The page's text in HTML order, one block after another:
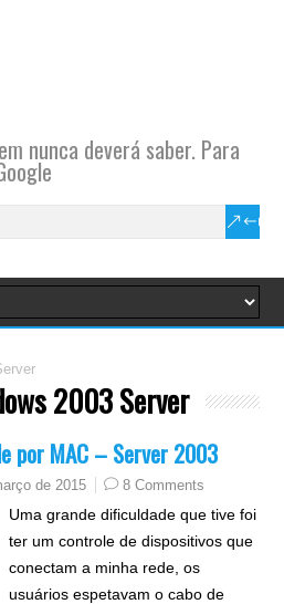
nunca deverá saber. Para
2003 Server
por MAC – Server 2003
de 2015 8 Comments
Uma grande dificuldade que tive foi
ter um controle de dispositivos que
conectam a minha rede, os
usuários espetavam o cabo de